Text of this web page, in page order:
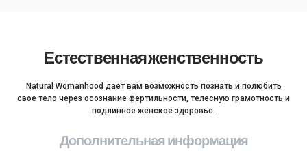
Естественная женственность
Natural Womanhood дает вам возможность познать и полюбить
свое тело через осознание фертильности, телесную грамотность и
подлинное женское здоровье.
Дополнительная информация